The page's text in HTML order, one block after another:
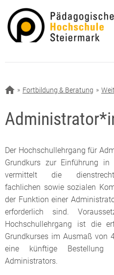
Fortbildung & Beratung
Der Hochschullehrgang für
Grundkurs zur Einführung
vermittelt die
fachlichen sowie sozialen
der Funktion einer
erforderlich sind.
Hochschullehrgang ist die
Grundkurses im Ausmaß von
eine künftige Bestellung
Administrators.